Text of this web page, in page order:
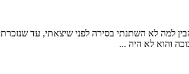
למה לא השתנתי בסירה לפני שיצאתי, עד
והוא לא היה ...